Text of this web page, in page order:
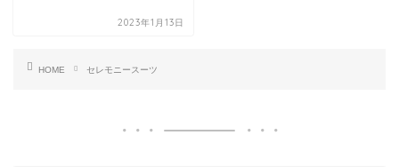
2023年1月13日
HOME セレモニースーツ